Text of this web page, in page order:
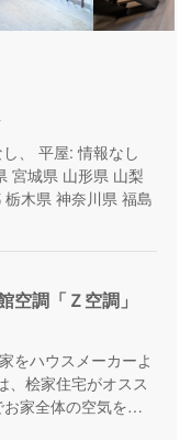
、 平屋: 情報なし
宮城県 山形県 山梨
栃木県 神奈川県 福島
空調「Ｚ空調」
をハウスメーカーよ
、桧家住宅がオスス
家全体の空気を循